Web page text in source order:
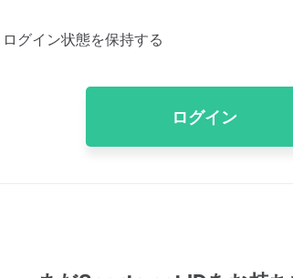
ログイン状態を保持する
ログイン